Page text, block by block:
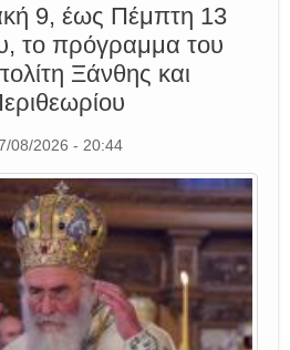
9, έως Πέμπτη 13
το πρόγραμμα του
Ξάνθης και
08/2026 - 20:44